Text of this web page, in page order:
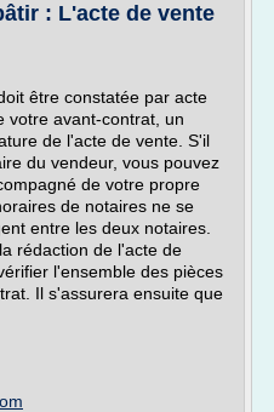
: L'acte de vente
être constatée par acte
votre avant-contrat, un
de l'acte de vente. S'il
du vendeur, vous pouvez
de votre propre
de notaires ne se
entre les deux notaires.
rédaction de l'acte de
l'ensemble des pièces
Il s'assurera ensuite que